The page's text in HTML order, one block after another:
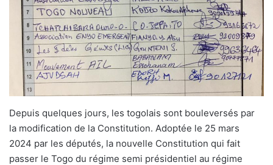
Depuis quelques jours, les togolais sont bouleversés par
la modification de la Constitution. Adoptée le 25 mars
2024 par les députés, la nouvelle Constitution qui fait
passer le Togo du régime semi présidentiel au régime